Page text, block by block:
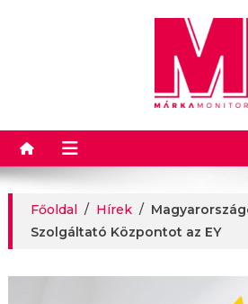
Főoldal / Hírek /
Szolgáltató Központot az EY